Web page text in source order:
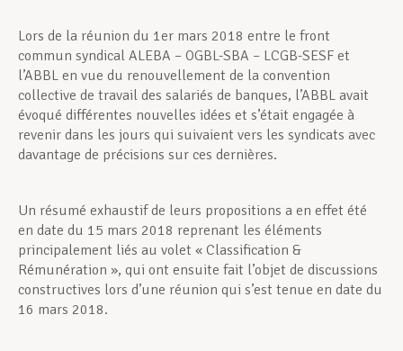
Assistance en vie privée
Développement professionnel
Actualités
Lors de la réunion du 1er mars 2018 entre le front
commun syndical ALEBA – OGBL-SBA – LCGB-SESF et
l’ABBL en vue du renouvellement de la convention
collective de travail des salariés de banques, l’ABBL avait
évoqué différentes nouvelles idées et s’était engagée à
revenir dans les jours qui suivaient vers les syndicats avec
davantage de précisions sur ces dernières.
Un résumé exhaustif de leurs propositions a en effet été
en date du 15 mars 2018 reprenant les éléments
principalement liés au volet « Classification &
Rémunération », qui ont ensuite fait l’objet de discussions
constructives lors d’une réunion qui s’est tenue en date du
16 mars 2018.